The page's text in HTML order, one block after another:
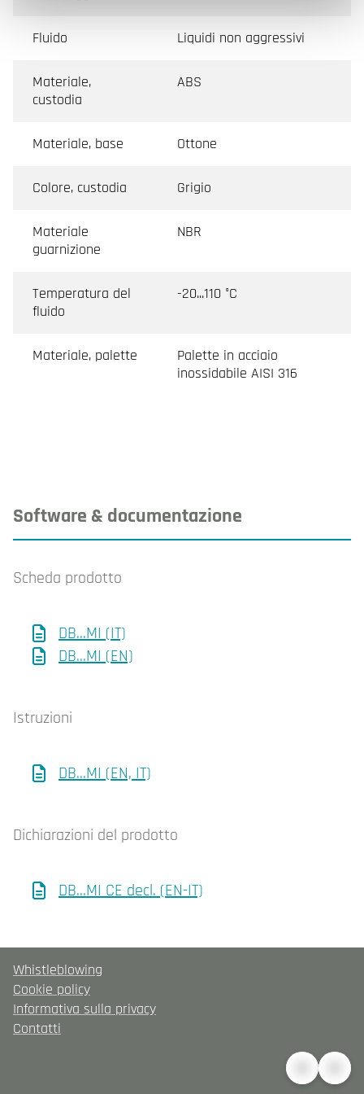
Fluido Liquidi non aggressivi
Materiale,
custodia
ABS
Materiale, base Ottone
Colore, custodia Grigio
Materiale
guarnizione
NBR
Temperatura del
fluido
-20...110 °C
Materiale, palette
Palette in acciaio
inossidabile AISI 316
Software & documentazione
Scheda prodotto
DB...MI (IT)
DB...MI (EN)
Istruzioni
DB...MI (EN, IT)
Dichiarazioni del prodotto
DB…MI CE decl. (EN-IT)
Whistleblowing
Cookie policy
Informativa sulla privacy
Contatti